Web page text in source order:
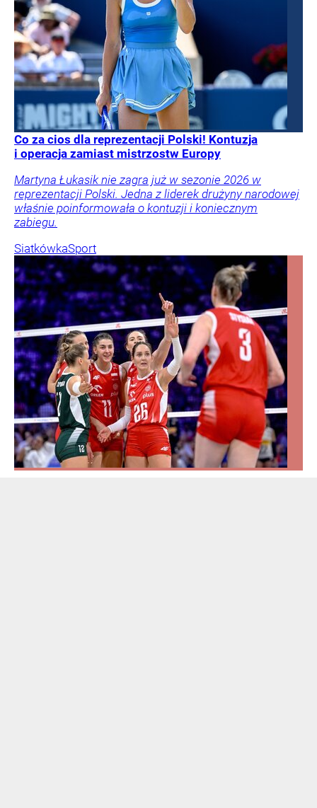
Co za cios dla reprezentacji Polski! Kontuzja
i operacja zamiast mistrzostw Europy
Martyna Łukasik nie zagra już w sezonie 2026 w
reprezentacji Polski. Jedna z liderek drużyny narodowej
właśnie poinformowała o kontuzji i koniecznym
zabiegu.
SiatkówkaSport